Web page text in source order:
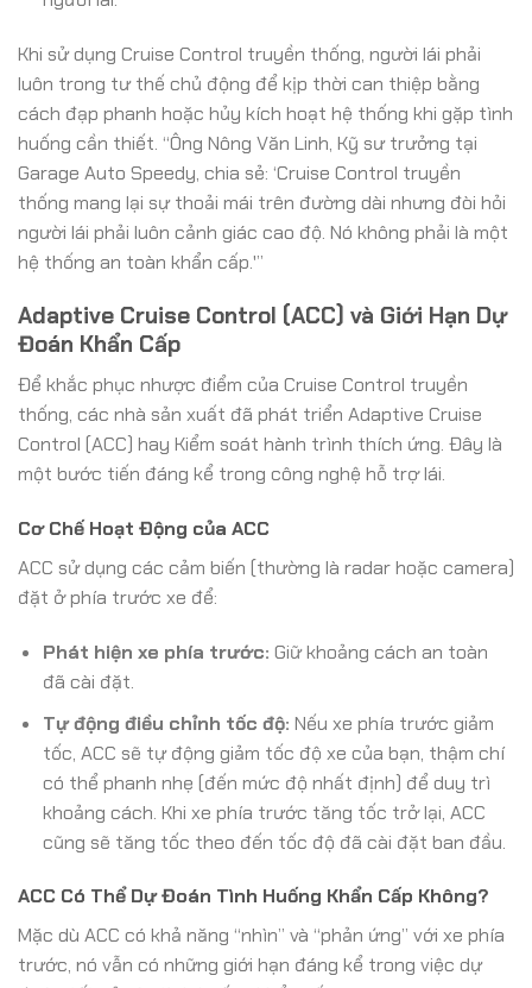
Khi sử dụng Cruise Control truyền thống, người lái phải
luôn trong tư thế chủ động để kịp thời can thiệp bằng
cách đạp phanh hoặc hủy kích hoạt hệ thống khi gặp tình
huống cần thiết. “Ông Nông Văn Linh, Kỹ sư trưởng tại
Garage Auto Speedy, chia sẻ: ‘Cruise Control truyền
thống mang lại sự thoải mái trên đường dài nhưng đòi hỏi
người lái phải luôn cảnh giác cao độ. Nó không phải là một
hệ thống an toàn khẩn cấp.'”
Adaptive Cruise Control (ACC) và Giới Hạn Dự
Đoán Khẩn Cấp
Để khắc phục nhược điểm của Cruise Control truyền
thống, các nhà sản xuất đã phát triển Adaptive Cruise
Control (ACC) hay Kiểm soát hành trình thích ứng. Đây là
một bước tiến đáng kể trong công nghệ hỗ trợ lái.
Cơ Chế Hoạt Động của ACC
ACC sử dụng các cảm biến (thường là radar hoặc camera)
đặt ở phía trước xe để:
Phát hiện xe phía trước: Giữ khoảng cách an toàn
đã cài đặt.
Tự động điều chỉnh tốc độ: Nếu xe phía trước giảm
tốc, ACC sẽ tự động giảm tốc độ xe của bạn, thậm chí
có thể phanh nhẹ (đến mức độ nhất định) để duy trì
khoảng cách. Khi xe phía trước tăng tốc trở lại, ACC
cũng sẽ tăng tốc theo đến tốc độ đã cài đặt ban đầu.
ACC Có Thể Dự Đoán Tình Huống Khẩn Cấp Không?
Mặc dù ACC có khả năng “nhìn” và “phản ứng” với xe phía
trước, nó vẫn có những giới hạn đáng kể trong việc dự